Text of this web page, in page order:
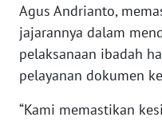
Agus Andrianto,
jajarannya dalam
pelaksanaan ibadah
pelayanan dokumen
“Kami memastikan
SUMSEL
WN